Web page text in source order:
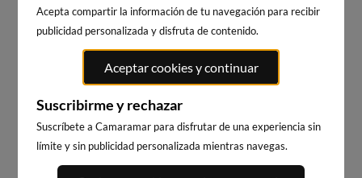
WEBCAMS CERCANAS
PLAYA DEL PALMAR, VEJER
DE LA FRONTERA
PLAYA DEL CURA,
TORREVIEJA
Acepta compartir la información de tu navegación para recibir
publicidad personalizada y disfruta de contenido.
Aceptar cookies y continuar
Suscribirme y rechazar
Suscríbete a Camaramar para disfrutar de una experiencia sin
límite y sin publicidad personalizada mientras navegas.